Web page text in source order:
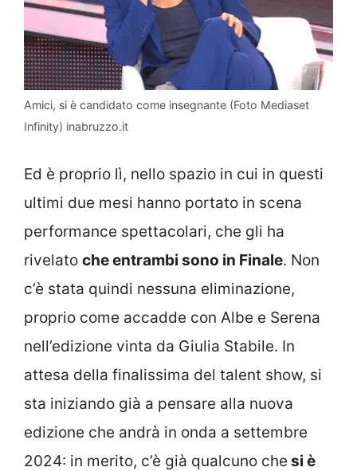
Amici, si è candidato come insegnante (Foto Mediaset
Infinity) inabruzzo.it
Ed è proprio lì, nello spazio in cui in questi
ultimi due mesi hanno portato in scena
performance spettacolari, che gli ha
rivelato che entrambi sono in Finale. Non
c’è stata quindi nessuna eliminazione,
proprio come accadde con Albe e Serena
nell’edizione vinta da Giulia Stabile. In
attesa della finalissima del talent show, si
sta iniziando già a pensare alla nuova
edizione che andrà in onda a settembre
2024: in merito, c’è già qualcuno che si è